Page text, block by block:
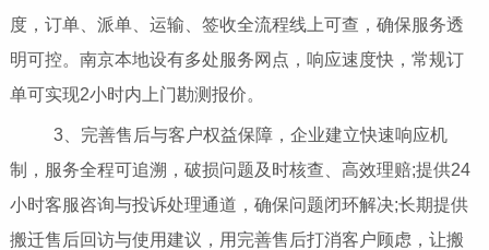
度，订单、派单、运输、签收全流程线上可查，确保服务透
明可控。南京本地设有多处服务网点，响应速度快，常规订
单可实现2小时内上门勘测报价。
3、完善售后与客户权益保障，企业建立快速响应机
制，服务全程可追溯，破损问题及时核查、高效理赔;提供24
小时客服咨询与投诉处理通道，确保问题闭环解决;长期提供
搬迁售后回访与使用建议，用完善售后打消客户顾虑，让搬